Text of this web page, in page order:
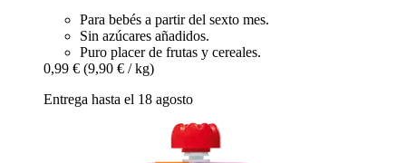
Para bebés a partir del sexto mes.
Sin azúcares añadidos.
Puro placer de frutas y cereales.
0,99 € (9,90 € / kg)
Entrega hasta el 18 agosto